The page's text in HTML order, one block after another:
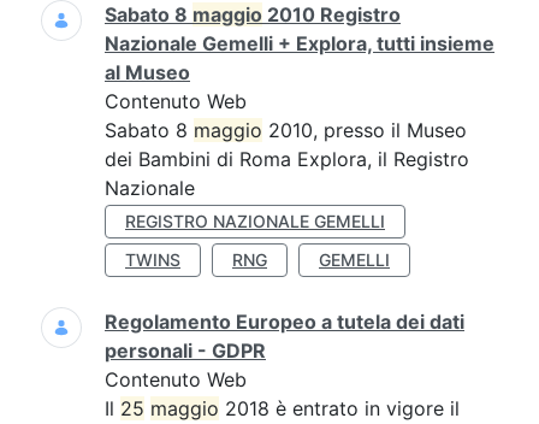
Sabato 8 maggio 2010 Registro
Nazionale Gemelli + Explora, tutti insieme
al Museo
Contenuto Web
Sabato 8 maggio 2010, presso il Museo
dei Bambini di Roma Explora, il Registro
Nazionale
REGISTRO NAZIONALE GEMELLI
TWINS
RNG GEMELLI
Regolamento Europeo a tutela dei dati
personali - GDPR
Contenuto Web
Il 25 maggio 2018 è entrato in vigore il